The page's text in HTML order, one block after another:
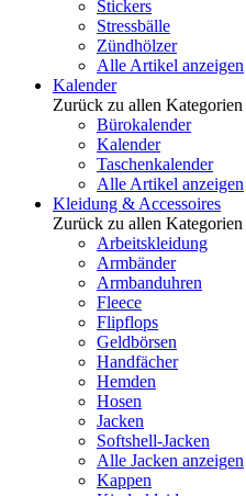
Stickers
Stressbälle
Zündhölzer
Alle Artikel anzeigen
Kalender
Zurück zu allen Kategorien
Bürokalender
Kalender
Taschenkalender
Alle Artikel anzeigen
Kleidung & Accessoires
Zurück zu allen Kategorien
Arbeitskleidung
Armbänder
Armbanduhren
Fleece
Flipflops
Geldbörsen
Handfächer
Hemden
Hosen
Jacken
Softshell-Jacken
Alle Jacken anzeigen
Kappen